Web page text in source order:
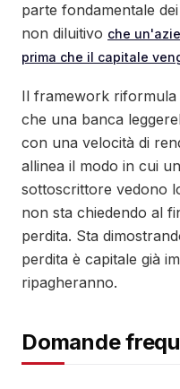
parte fondamentale
non diluitivo che
prima che il capitale
Il framework riformula
che una banca
con una velocità di
allinea il modo in cui
sottoscrittore vedono
non sta chiedendo al
perdita. Sta
perdita è capitale già
ripagheranno.
Domande